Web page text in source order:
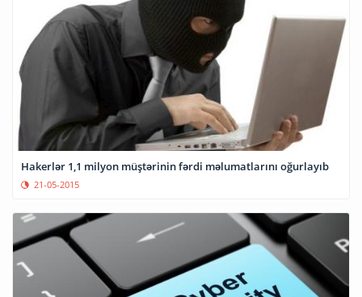
Hakerlər 1,1 milyon müştərinin fərdi məlumatlarını oğurlayıb
21-05-2015